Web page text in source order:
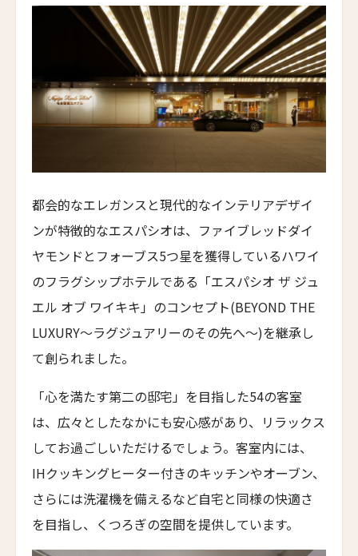
ル・ヌメロ3・バイ・シャンパーニュ・ティエノー
Le N°3 by Champagne Thiénot
トルフフス・リトリート
Torfhús Retreat
ランチャン・ナン・リトリート
Lchang Nang Retreat
マストロヤンニ・ルレ
Mastrojanni Relais
ミー・カボ
ME Cabo
シャンハイ・ムー・ショウ・ジュージン・ホテル
Shanghai Muh Shoou Zhujing Hotel
ザ・スパイア・ホテル
ヨーロッパ・パレス
Europa Palace
ザ・エヴレン
The Evren
スマック マチュピチュ ホテル
SUMAQ Machu Picchu Hotel
14人
16人
17人
13人
14人
15人
16人
都会的なエレガンスと現代的なインテリアデザイ
ンが特徴的なエスパシオは、ファイブレッドダイ
ヤモンドとフォーブス5つ星を獲得しているハワイ
のフラグシップホテルである「エスパシオ ザ ジュ
エル オブ ワイキキ」のコンセプト(BEYOND THE
LUXURY〜ラグジュアリーのその先へ〜)を継承し
て創られました。
「心を満たす第二の邸宅」を目指した54の客室
は、広々としたなかにも安心感があり、リラックス
してお過ごしいただけるでしょう。客室内には、
IHクッキングヒーター付きのキッチンやオーブン、
さらには洗濯機を備えるなど自宅と同様の快適さ
を目指し、くつろぎの空間を提供しています。